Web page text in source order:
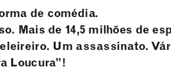
de comédia.
Mais de 14,5 milhões de
Um assassinato.
Loucura”!